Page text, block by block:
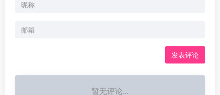
发表评论
暂无评论...